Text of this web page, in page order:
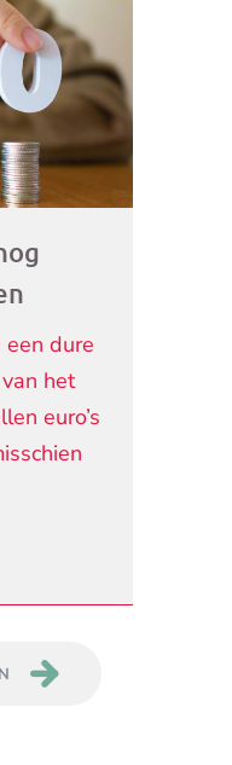
een dure
het
euro’s